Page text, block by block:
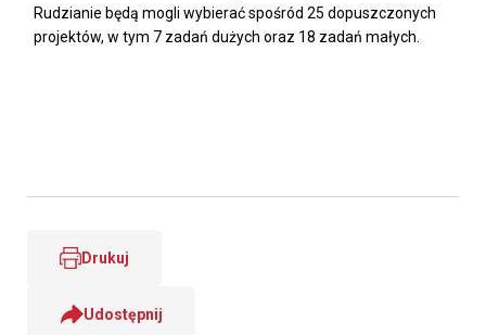
Rudzianie będą mogli wybierać spośród 25 dopuszczonych
projektów, w tym 7 zadań dużych oraz 18 zadań małych.
Drukuj
Udostępnij